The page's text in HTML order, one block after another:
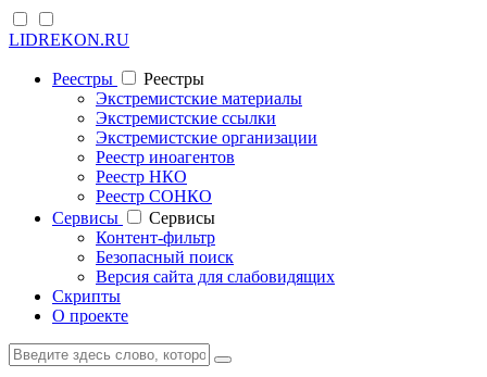
LIDREKON.RU
Реестры
Реестры
Экстремистские материалы
Экстремистские ссылки
Экстремистские организации
Реестр иноагентов
Реестр НКО
Реестр СОНКО
Cервисы
Cервисы
Контент-фильтр
Безопасный поиск
Версия сайта для слабовидящих
Скрипты
О проекте